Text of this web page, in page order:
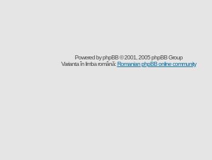
Powered byphpBB© 2001, 2005 phpBB Group
Varianta în limba română:Romanian phpBB online community